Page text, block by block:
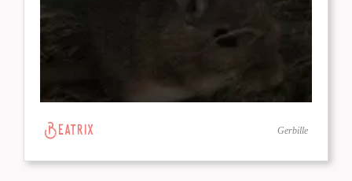
Beatrix Gerbille